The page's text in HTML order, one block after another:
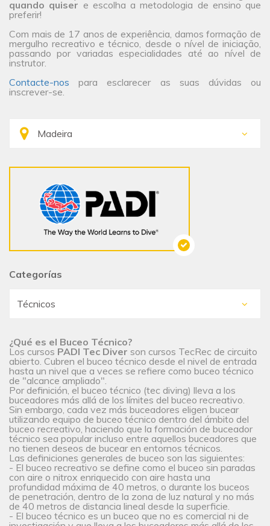
quando quiser e escolha a metodologia de ensino que
preferir!
Com mais de 17 anos de experiência, damos formação de
mergulho recreativo e técnico, desde o nível de iniciação,
passando por variadas especialidades até ao nível de
instrutor.
Contacte-nos para esclarecer as suas dúvidas ou
inscrever-se.
Categorías
¿Qué es el Buceo Técnico?
Los cursos PADI Tec Diver son cursos TecRec de circuito
abierto. Cubren el buceo técnico desde el nivel de entrada
hasta un nivel que a veces se refiere como buceo técnico
de "alcance ampliado".
Por definición, el buceo técnico (tec diving) lleva a los
buceadores más allá de los límites del buceo recreativo.
Sin embargo, cada vez más buceadores eligen bucear
utilizando equipo de buceo técnico dentro del ámbito del
buceo recreativo, haciendo que la formación de buceador
técnico sea popular incluso entre aquellos buceadores que
no tienen deseos de bucear en entornos técnicos.
Las definiciones generales de buceo son las siguientes:
- El buceo recreativo se define como el buceo sin paradas
con aire o nitrox enriquecido con aire hasta una
profundidad máxima de 40 metros, o durante los buceos
de penetración, dentro de la zona de luz natural y no más
de 40 metros de distancia lineal desde la superficie.
- El buceo técnico es un buceo que no es comercial ni de